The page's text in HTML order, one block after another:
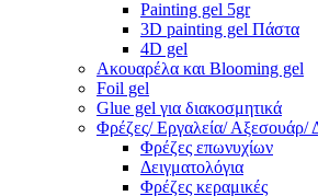
Painting gel 5gr
3D painting gel Πάστα
4D gel
Ακουαρέλα και Blooming gel
Foil gel
Glue gel για διακοσμητικά
Φρέζες/ Εργαλεία/ Αξεσουάρ/
Φρέζες επωνυχίων
Δειγματολόγια
Φρέζες κεραμικές